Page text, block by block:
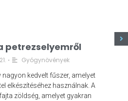
petrezselyemről
• Gyógynövények
nagyon kedvelt fűszer, amelyet
elkészítéséhez használnak. A
zöldség, amelyet gyakran